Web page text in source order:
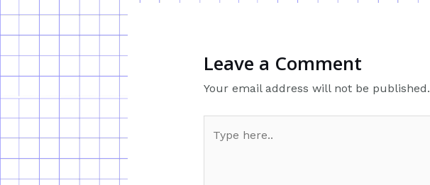
Leave a Comment
Your email address will not be published.